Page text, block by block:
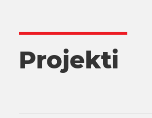
Projekti